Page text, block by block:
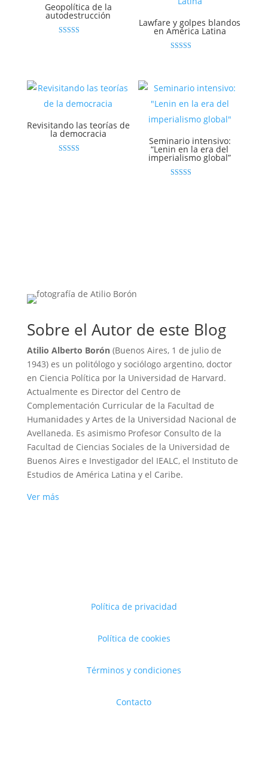
Geopolítica de la
autodestrucción
Lawfare y golpes blandos
en América Latina
Revisitando las teorías de
la democracia
Seminario intensivo:
“Lenin en la era del
imperialismo global”
Sobre el Autor de este Blog
Atilio Alberto Borón(Buenos Aires, 1 de julio de
1943) es un politólogo y sociólogo argentino, doctor
en Ciencia Política por la Universidad de Harvard.
Actualmente es Director del Centro de
Complementación Curricular de la Facultad de
Humanidades y Artes de la Universidad Nacional de
Avellaneda. Es asimismo Profesor Consulto de la
Facultad de Ciencias Sociales de la Universidad de
Buenos Aires e Investigador del IEALC, el Instituto de
Estudios de América Latina y el Caribe.
Ver más
Política de privacidad
Política de cookies
Términos y condiciones
Contacto